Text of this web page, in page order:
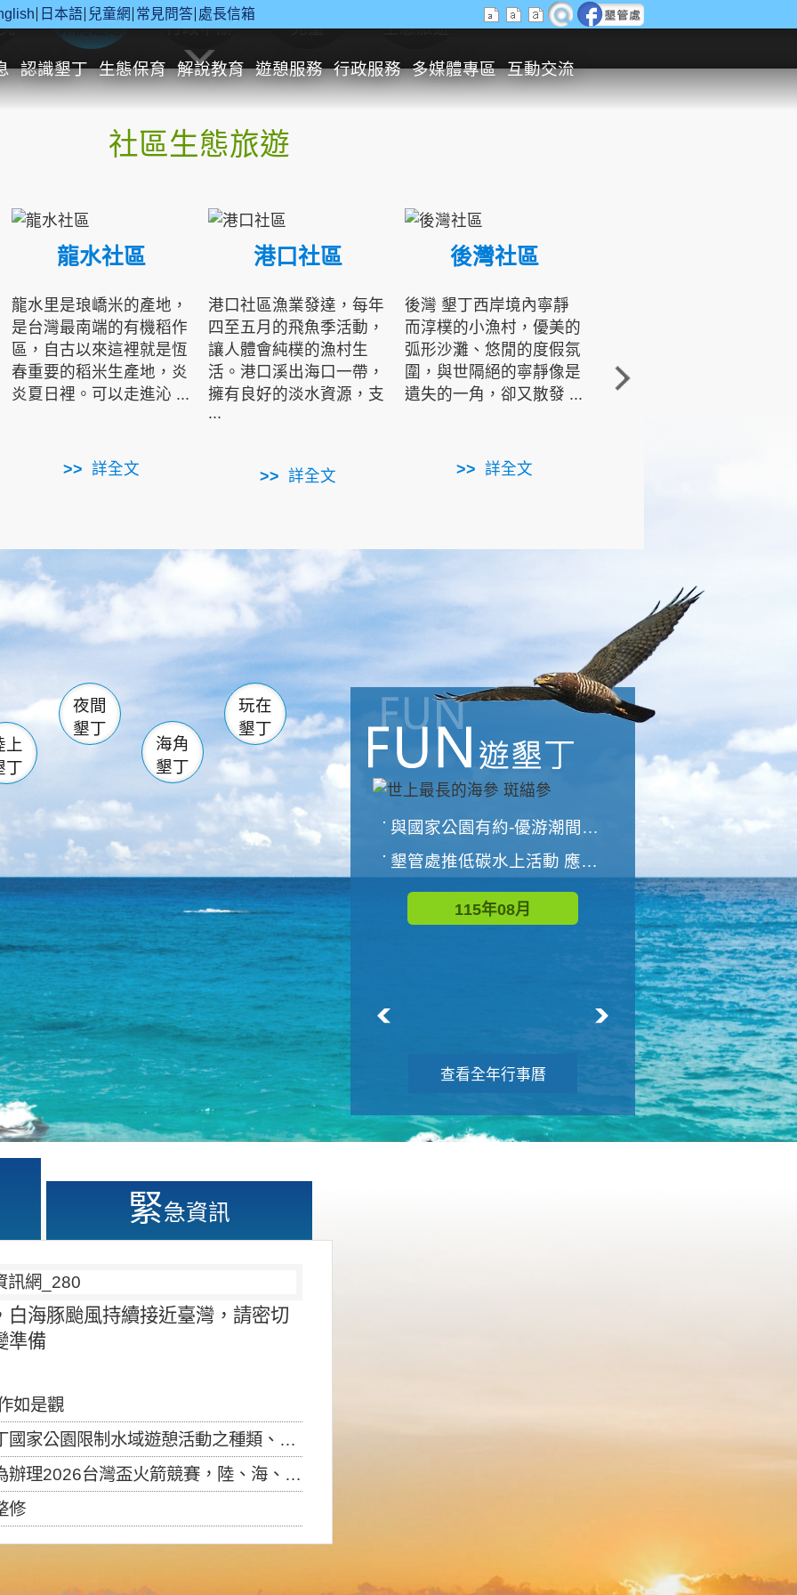
日本語 兒童網 常見問答 處長信箱
認識墾丁 生態保育 解說教育 遊憩服務 行政服務 多媒體專區 互動交流
休閒遊憩 行政申辦 兒童 生態旅遊
社區生態旅遊
龍水社區
龍水里是琅嶠米的產地，
是台灣最南端的有機稻作
區，自古以來這裡就是恆
春重要的稻米生產地，炎
炎夏日裡。可以走進沁 ...
詳全文
港口社區
港口社區漁業發達，每年
四至五月的飛魚季活動，
讓人體會純樸的漁村生
活。港口溪出海口一帶，
擁有良好的淡水資源，支
...
詳全文
後灣社區
後灣 墾丁西岸境內寧靜
而淳樸的小漁村，優美的
弧形沙灘、悠閒的度假氛
圍，與世隔絕的寧靜像是
遺失的一角，卻又散發 ...
詳全文
角的端點，冬季海浪拍打
著礁岸，旺盛的侵蝕作
南仁湖
滿州 佳樂水
森林遊樂區
墾管處遊客中心
社頂公園 風吹沙
船帆石 龍磐公園
香蕉灣 龍坑
鵝鑾鼻
上
丁
夜間
墾丁
海角
墾丁
玩在
墾丁
與國家公園有約-優游潮間探險者
墾管處推低碳水上活動 應屆畢業生限額免費參加
115年08月
世界地球清潔日 墾管處辦理「2026年墾丁國家公園沙灘淨灘活動
115年09月
查看全年行事曆
緊急資訊
海豚颱風持續接近臺灣，請密切
準備
如是觀
制水域遊憩活動之種類、範圍、時間及行為」，自即日生效。
盃火箭競賽，陸、海、空域警戒及協調相關事宜，因颱風備案事宜
修